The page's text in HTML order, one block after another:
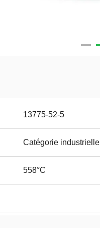
13775-52-5
Catégorie industrielle
558°C